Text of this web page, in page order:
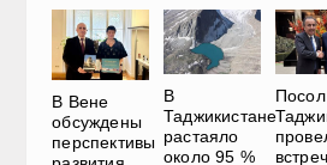
В Вене
обсуждены
перспективы
В
Таджикистане
растаяло
около 95 %
Посол